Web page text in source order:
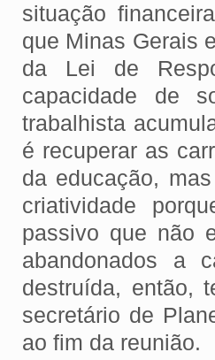
situação
que Minas Gerais
da Lei de
capacidade de
trabalhista
é recuperar as
da educação,
criatividade
passivo que não
abandonados a
destruída, então,
secretário de
ao fim da reunião.